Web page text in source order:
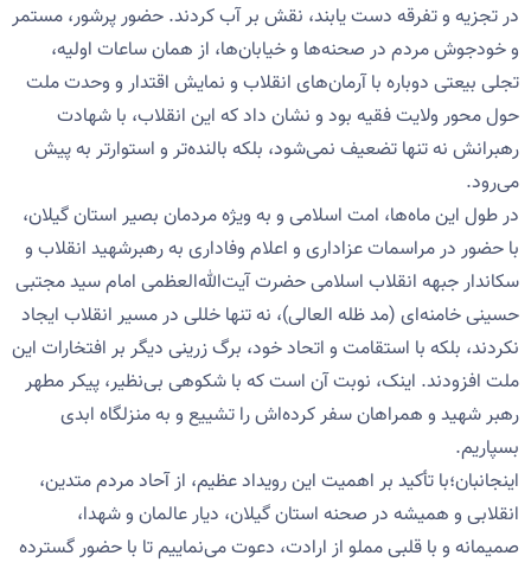
در تجزیه و تفرقه دست یابند، نقش بر آب کردند. حضور پرشور، مستمر
و خودجوش مردم در صحنه‌ها و خیابان‌ها، از همان ساعات اولیه،
تجلی بیعتی دوباره با آرمان‌های انقلاب و نمایش اقتدار و وحدت ملت
حول محور ولایت فقیه بود و نشان داد که این انقلاب، با شهادت
رهبرانش نه تنها تضعیف نمی‌شود، بلکه بالنده‌تر و استوارتر به پیش
می‌رود.
در طول این ماه‌ها، امت اسلامی و به ویژه مردمان بصیر استان گیلان،
با حضور در مراسمات عزاداری و اعلام وفاداری به رهبرشهید انقلاب و
سکاندار جبهه انقلاب اسلامی حضرت آیت‌الله‌العظمی امام سید مجتبی
حسینی خامنه‌ای (مد ظله العالی)، نه تنها خللی در مسیر انقلاب ایجاد
نکردند، بلکه با استقامت و اتحاد خود، برگ زرینی دیگر بر افتخارات این
ملت افزودند. اینک، نوبت آن است که با شکوهی بی‌نظیر، پیکر مطهر
رهبر شهید و همراهان سفر کرده‌اش را تشییع و به منزلگاه ابدی
بسپاریم.
اینجانبان؛با تأکید بر اهمیت این رویداد عظیم، از آحاد مردم متدین،
انقلابی و همیشه در صحنه استان گیلان، دیار عالمان و شهدا،
صمیمانه و با قلبی مملو از ارادت، دعوت می‌نماییم تا با حضور گسترده